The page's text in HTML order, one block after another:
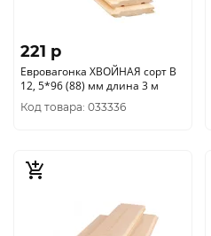
221 p
Евровагонка ХВОЙНАЯ сорт В
12, 5*96 (88) мм длина 3 м
Код товара: 033336